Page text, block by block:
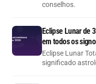
conselhos.
Eclipse Lunar de
em todos os
Eclipse Lunar
significado